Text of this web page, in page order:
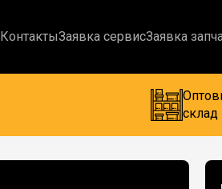
КонтактыЗаявка сервисЗаявка
склад